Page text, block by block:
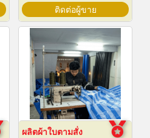
ติดต่อผู้ขาย
ผลิตผ้าใบตามสั่ง